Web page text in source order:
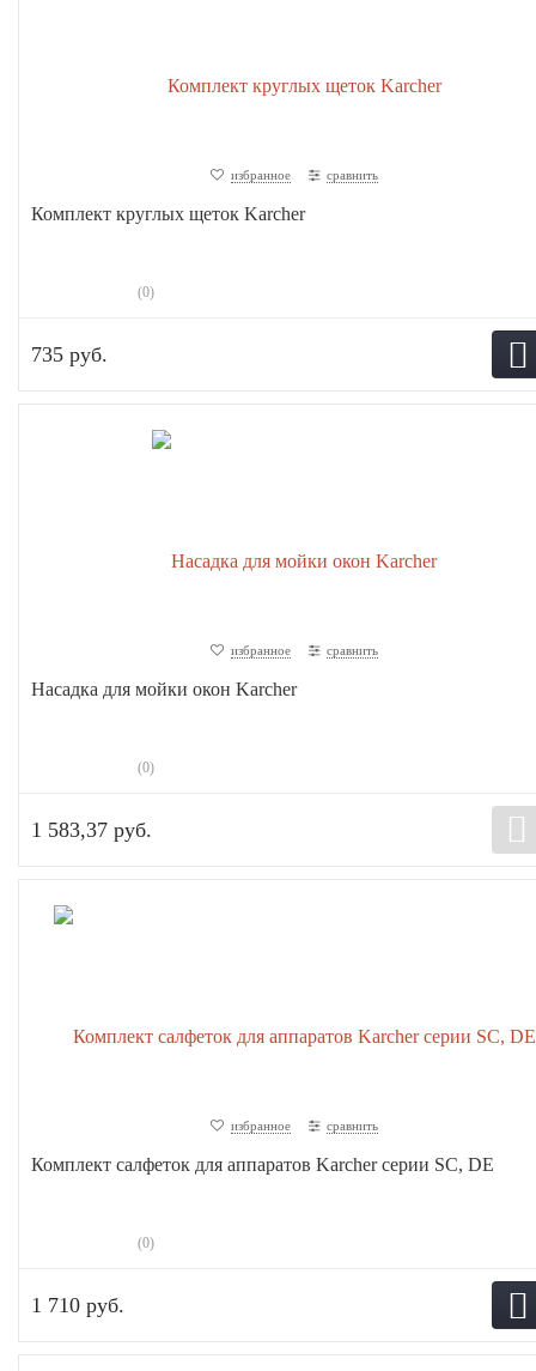
избранное сравнить
Комплект круглых щеток Karcher
(0)
735 руб.
избранное сравнить
Насадка для мойки окон Karcher
(0)
1 583,37 руб.
избранное сравнить
Комплект салфеток для аппаратов Karcher серии SC, DE
(0)
1 710 руб.